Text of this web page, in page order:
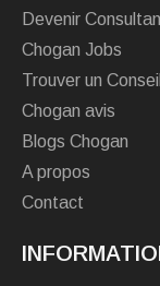
Devenir
Chogan Jobs
Trouver un
Chogan avis
Blogs Chogan
A propos
Contact